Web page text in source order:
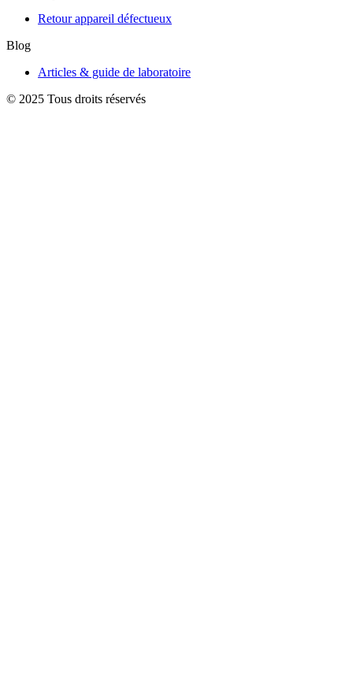
Retour appareil défectueux
Blog
Articles & guide de laboratoire
© 2025 Tous droits réservés